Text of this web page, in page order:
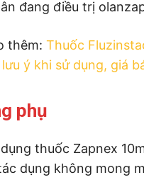
đang điều trị
thêm: Thuốc
ý khi sử dụng, giá
phụ
thuốc Zapnex
dụng không mong